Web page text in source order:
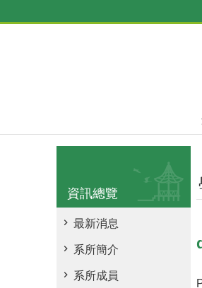
資訊總覽
最新消息
系所簡介
系所成員